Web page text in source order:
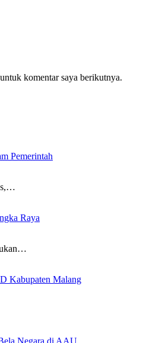
komentar saya berikutnya.
Pemerintah
Raya
Kabupaten Malang
Negara di AAU